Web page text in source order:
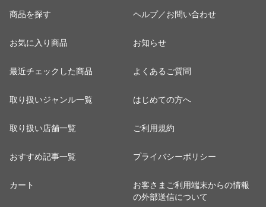
商品を探す
お気に入り商品
最近チェックした商品
取り扱いジャンル一覧
取り扱い店舗一覧
おすすめ記事一覧
カート
ヘルプ／お問い合わせ
お知らせ
よくあるご質問
はじめての方へ
ご利用規約
プライバシーポリシー
お客さまご利用端末からの情報
の外部送信について